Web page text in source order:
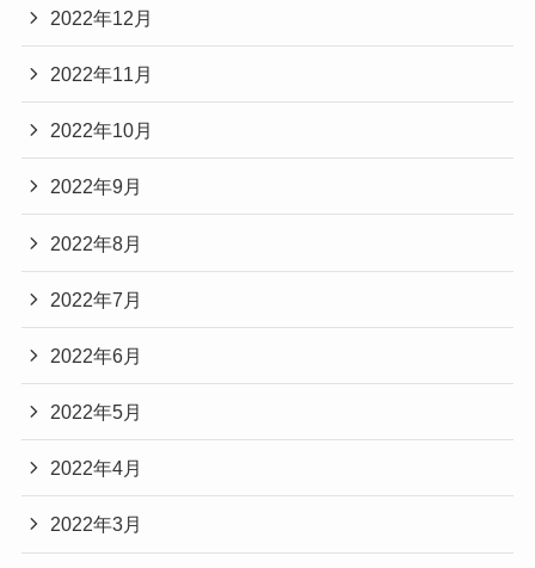
2022年12月
2022年11月
2022年10月
2022年9月
2022年8月
2022年7月
2022年6月
2022年5月
2022年4月
2022年3月